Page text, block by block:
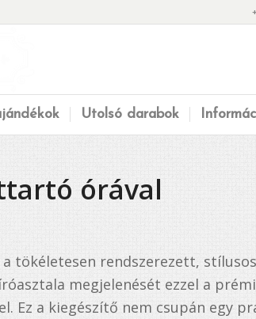
Utolsó darabok
órával
a tökéletesen rendszerezett,
megjelenését ezzel a
Ez a kiegészítő nem csupán egy